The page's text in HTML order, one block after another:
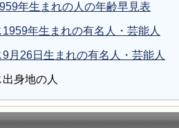
年生まれの人の年齢早見表
年生まれの有名人・芸能人
月26日生まれの有名人・芸能人
身地の人